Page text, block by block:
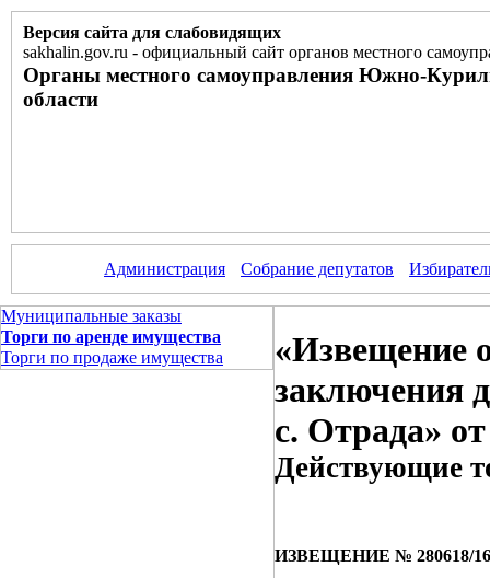
Версия сайта для слабовидящих
sakhalin.gov.ru - официальный сайт органов местного
Органы местного самоуправления Южно-
области
Администрация Собрание депутатов
Муниципальные заказы
Торги по аренде имущества
Торги по продаже имущества
«Извещение
заключения
с. Отрада»
Действующие
ИЗВЕЩЕНИЕ № 280618/